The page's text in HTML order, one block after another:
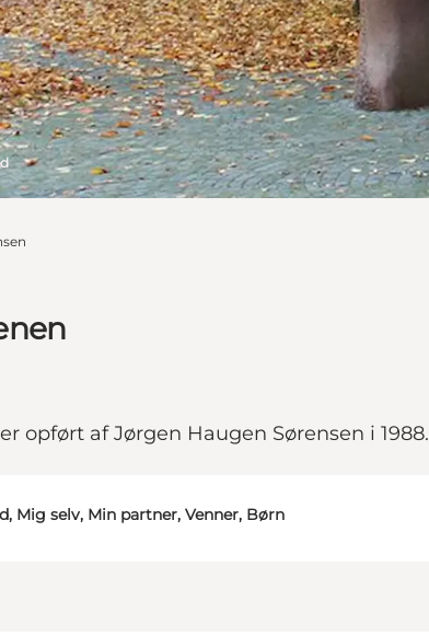
opført af Jørgen Haugen Sørensen i 1988.
Mig selv, Min partner, Venner, Børn